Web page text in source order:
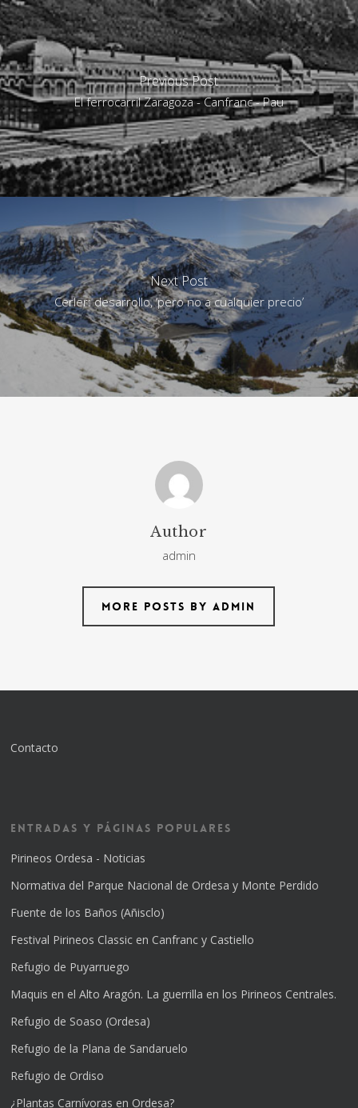
Previous Post
El ferrocarril Zaragoza - Canfranc - Pau
Next Post
Cerler: desarrollo, ‘pero no a cualquier precio’
Author
admin
More posts by admin
Contacto
Entradas y Páginas Populares
Pirineos Ordesa - Noticias
Normativa del Parque Nacional de Ordesa y Monte Perdido
Fuente de los Baños (Añisclo)
Festival Pirineos Classic en Canfranc y Castiello
Refugio de Puyarruego
Maquis en el Alto Aragón. La guerrilla en los Pirineos Centrales.
Refugio de Soaso (Ordesa)
Refugio de la Plana de Sandaruelo
Refugio de Ordiso
¿Plantas Carnívoras en Ordesa?